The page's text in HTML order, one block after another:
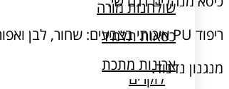
לוקרים
שולחנות מורה
כסאות תלמיד
ארונות מתכת
ריפוד PU איכותי בצבעים: שחור, לבן ואפור.
מנגנון נדנוד.